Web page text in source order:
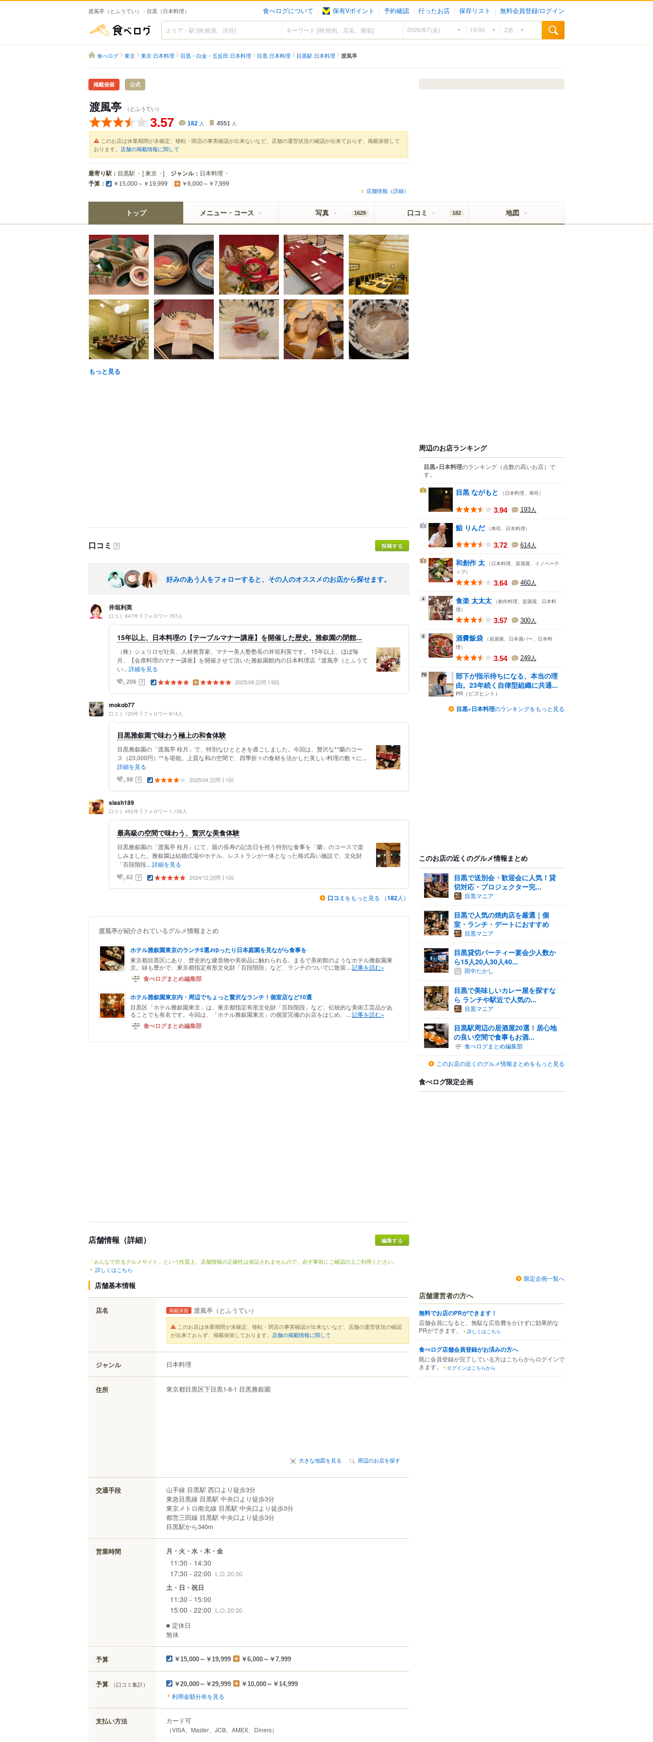
渡風亭（とふうてい） - 目黒（日本料理） 食べログについて 保有Vポイント 予約確認 行ったお店 保存リスト 無料会員登録/ログイン
食べログ
食べログ 東京 東京 日本料理 目黒・白金・五反田 日本料理 目黒 日本料理 目黒駅 日本料理 渡風亭
掲載保留 公式
渡風亭 （とふうてい）
3.57 182 人 4551 人
このお店は休業期間が未確定、移転・閉店の事実確認が出来ないなど、店舗の運営状況の確認が出来ておらず、掲載保留して
おります。 店舗の掲載情報に関して
最寄り駅： 目黒駅 [東京 ] ジャンル： 日本料理
予算： ￥15,000～￥19,999 ￥6,000～￥7,999
店舗情報（詳細）
トップ メニュー・コース 写真 1629 口コミ 182 地図
もっと見る
口コミ ？ 投稿する
好みのあう人をフォローすると、その人のオススメのお店から探せます。
井垣利英
口コミ 847件 フォロワー 767人
15年以上、日本料理の【テーブルマナー講座】を開催した歴史。雅叙園の閉館...
（株）シェリロゼ社長、人材教育家、マナー美人塾塾長の井垣利英です。 15年以上、ほぼ毎
月、【会席料理のマナー講座】を開催させて頂いた雅叙園館内の日本料理店『渡風亭（とふうて
い... 詳細を見る
206 ？ 2025/08 訪問 9回
mokob77
口コミ 120件 フォロワー 814人
目黒雅叙園で味わう極上の和食体験
目黒雅叙園の「渡風亭 桂月」で、特別なひとときを過ごしました。今回は、贅沢な**蘭のコー
ス（23,000円）**を堪能。上質な和の空間で、四季折々の食材を活かした美しい料理の数々に...
詳細を見る
98 ？ 2025/04 訪問 1回
slash189
口コミ 452件 フォロワー 1,139人
最高級の空間で味わう、贅沢な美食体験
目黒雅叙園の「渡風亭 桂月」にて、親の長寿の記念日を祝う特別な食事を「蘭」のコースで楽
しみました。雅叙園は結婚式場やホテル、レストランが一体となった格式高い施設で、文化財
「百段階段... 詳細を見る
62 ？ 2024/12 訪問 1回
口コミ をもっと見る （182人）
渡風亭が紹介されているグルメ情報まとめ
ホテル雅叙園東京のランチ5選♪ゆったり日本庭園を見ながら食事を
東京都目黒区にあり、歴史的な建造物や美術品に触れられる、まるで美術館のようなホテル雅叙園東
京。緑も豊かで、東京都指定有形文化財「百段階段」など、ランチのついでに散策... 記事を読む»
食べログまとめ編集部
ホテル雅叙園東京内・周辺でちょっと贅沢なランチ！個室店など10選
目黒区「ホテル雅叙園東京」は、東京都指定有形文化財「百段階段」など、伝統的な美術工芸品があ
ることでも有名です。今回は、「ホテル雅叙園東京」の個室完備のお店をはじめ、... 記事を読む»
食べログまとめ編集部
店舗情報（詳細） 編集する
「みんなで作るグルメサイト」という性質上、店舗情報の正確性は保証されませんので、必ず事前にご確認の上ご利用ください。
詳しくはこちら
店舗基本情報
店名 掲載保留 渡風亭 （とふうてい）
このお店は休業期間が未確定、移転・閉店の事実確認が出来ないなど、店舗の運営状況の確認
が出来ておらず、掲載保留しております。 店舗の掲載情報に関して
ジャンル 日本料理
住所 東京都目黒区下目黒1-8-1 目黒雅叙園
大きな地図を見る 周辺のお店を探す
交通手段
山手線 目黒駅 西口より徒歩3分
東急目黒線 目黒駅 中央口より徒歩3分
東京メトロ南北線 目黒駅 中央口より徒歩3分
都営三田線 目黒駅 中央口より徒歩3分
目黒駅から340m
営業時間 月・火・水・木・金
11:30 - 14:30
17:30 - 22:00 L.O. 20:30
土・日・祝日
11:30 - 15:00
15:00 - 22:00 L.O. 20:30
■ 定休日
無休
予算 ￥15,000～￥19,999 ￥6,000～￥7,999
予算 （口コミ集計） ￥20,000～￥29,999 ￥10,000～￥14,999
利用金額分布を見る
支払い方法 カード可
（VISA、Master、JCB、AMEX、Diners）
周辺のお店ランキング
目黒×日本料理のランキング （点数の高いお店） で
す。
1 目黒 ながもと （日本料理、寿司）
3.94 193人
2 鮨 りんだ （寿司、日本料理）
3.72 614人
3 和創作 太 （日本料理、居酒屋、イノベーテ
ィブ）
3.64 460人
4 食楽 太太太 （創作料理、居酒屋、日本料
理）
3.57 300人
5 酒嚢飯袋 （居酒屋、日本酒バー、日本料
理）
3.54 249人
部下が指示待ちになる、本当の理
由。23年続く自律型組織に共通...
PR（ビズヒント）
目黒×日本料理のランキングをもっと見る
このお店の近くのグルメ情報まとめ
目黒で送別会・歓迎会に人気！貸
切対応・プロジェクター完...
目黒マニア
目黒で人気の焼肉店を厳選｜個
室・ランチ・デートにおすすめ
目黒マニア
目黒貸切パーティー宴会少人数か
ら15人20人30人40...
田中たかし
目黒で美味しいカレー屋を探すな
ら ランチや駅近で人気の...
目黒マニア
目黒駅周辺の居酒屋20選！居心地
の良い空間で食事もお酒...
食べログまとめ編集部
このお店の近くのグルメ情報まとめをもっと見る
食べログ限定企画
限定企画一覧へ
店舗運営者の方へ
無料でお店のPRができます！
店舗会員になると、無駄な広告費をかけずに効果的な
PRができます。
詳しくはこちら
食べログ店舗会員登録がお済みの方へ
既に会員登録が完了している方はこちらからログインで
きます。
ログインはこちらから